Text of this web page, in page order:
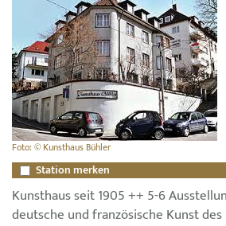
Foto: © Kunsthaus Bühler
Station merken
Kunsthaus seit 1905 ++ 5-6
deutsche und französische Kunst des